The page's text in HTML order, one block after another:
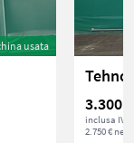
usata
3.300 €
inclusa IVA
2.750 €